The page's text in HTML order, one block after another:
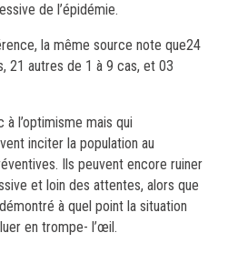
de l’épidémie.
la même source note que24
21 autres de 1 à 9 cas, et 03
l’optimisme mais qui
inciter la population au
Ils peuvent encore ruiner
et loin des attentes, alors que
à quel point la situation
en trompe- l’œil.